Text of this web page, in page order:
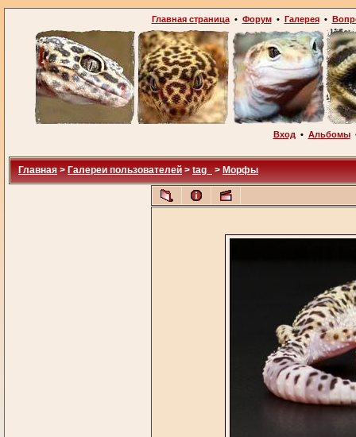
Главная страница• Форум• Галерея•
Вход • Альбомы
Главная > Галереи пользователей > tag_ > Морфы